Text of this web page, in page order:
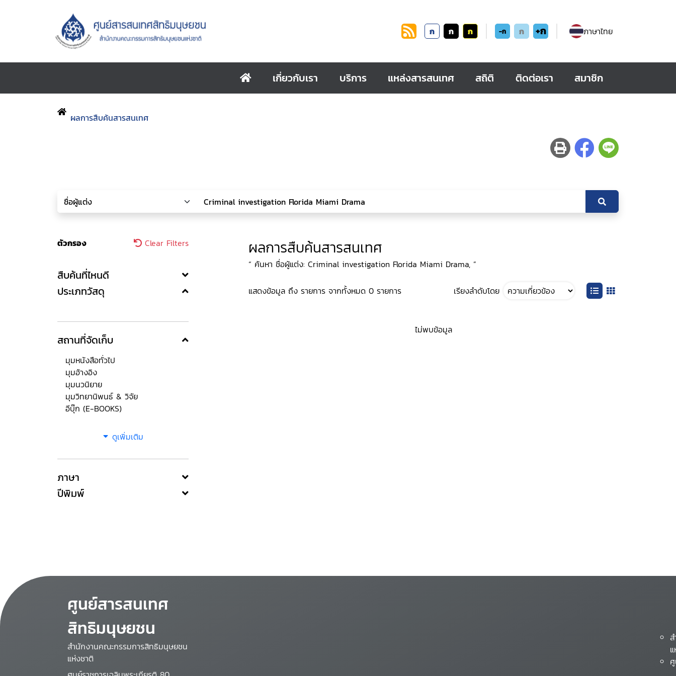
ก ก ก -ก ก +ก ภาษาไทย
เกี่ยวกับเรา บริการ แหล่งสารสนเทศ สถิติ ติดต่อเรา สมาชิก
ผลการสืบค้นสารสนเทศ
ตัวกรอง Clear Filters
สืบค้นที่ไหนดี
ประเภทวัสดุ
สถานที่จัดเก็บ
มุมหนังสือทั่วไป
มุมอ้างอิง
มุมนวนิยาย
มุมวิทยานิพนธ์ & วิจัย
อีบุ๊ก (E-BOOKS)
ดูเพิ่มเติม
ภาษา
ปีพิมพ์
ผลการสืบค้นสารสนเทศ
“ ค้นหา ชื่อผู้แต่ง: Criminal investigation Florida Miami Drama, ”
แสดงข้อมูล ถึง รายการ จากทั้งหมด 0 รายการ เรียงลำดับโดย
ไม่พบข้อมูล
ศูนย์สารสนเทศ
สิทธิมนุษยชน
สำนักงานคณะกรรมการสิทธิมนุษยชน
แห่งชาติ